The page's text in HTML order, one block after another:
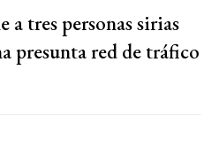
a tres personas sirias
presunta red de tráfico